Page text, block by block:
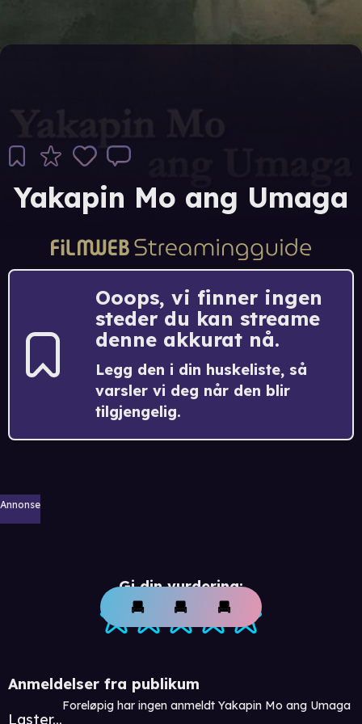
Yakapin Mo ang Umaga
Ooops, vi finner ingen
steder du kan streame
denne akkurat nå.
Legg den i din huskeliste, så
varsler vi deg når den blir
tilgjengelig.
Annonse
Gi din vurdering:
Anmeldelser fra publikum
Laster...
Foreløpig har ingen anmeldt Yakapin Mo ang Umaga